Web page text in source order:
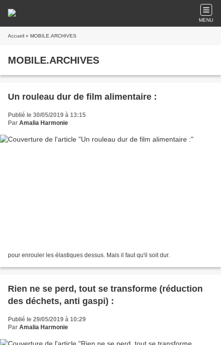
MENU
Accueil » MOBILE.ARCHIVES
MOBILE.ARCHIVES
Un rouleau dur de film alimentaire :
Publié le 30/05/2019 à 13:15
Par Amalia Harmonie
pour enrouler les élastiques dessus. Mais il faut qu'il soit dur.
Rien ne se perd, tout se transforme (réduction
des déchets, anti gaspi) :
Publié le 29/05/2019 à 10:29
Par Amalia Harmonie